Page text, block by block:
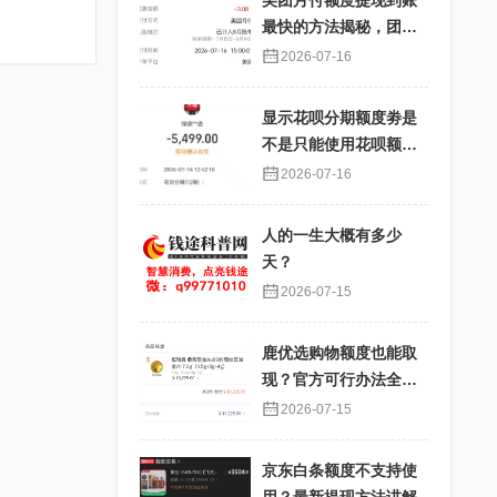
最快的方法揭秘，团购
核销提现秒到账
2026-07-16
显示花呗分期额度劵是
不是只能使用花呗额度
分期才能使用？提现过
2026-07-16
人的一生大概有多少
天？
2026-07-15
鹿优选购物额度也能取
现？官方可行办法全解
析 2026-07-15
京东白条额度不支持使